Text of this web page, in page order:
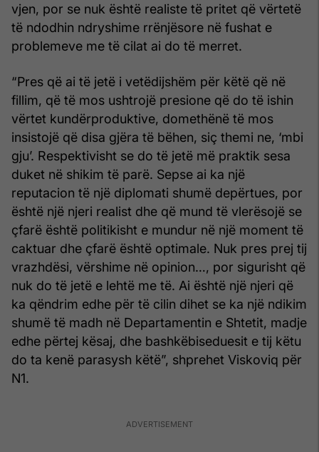
vjen, por se nuk është realiste të pritet që vërtetë
të ndodhin ndryshime rrënjësore në fushat e
problemeve me të cilat ai do të merret.
“Pres që ai të jetë i vetëdijshëm për këtë që në
fillim, që të mos ushtrojë presione që do të ishin
vërtet kundërproduktive, domethënë të mos
insistojë që disa gjëra të bëhen, siç themi ne, ‘mbi
gju’. Respektivisht se do të jetë më praktik sesa
duket në shikim të parë. Sepse ai ka një
reputacion të një diplomati shumë depërtues, por
është një njeri realist dhe që mund të vlerësojë se
çfarë është politikisht e mundur në një moment të
caktuar dhe çfarë është optimale. Nuk pres prej tij
vrazhdësi, vërshime në opinion…, por sigurisht që
nuk do të jetë e lehtë me të. Ai është një njeri që
ka qëndrim edhe për të cilin dihet se ka një ndikim
shumë të madh në Departamentin e Shtetit, madje
edhe përtej kësaj, dhe bashkëbiseduesit e tij këtu
do ta kenë parasysh këtë”, shprehet Viskoviq për
N1.